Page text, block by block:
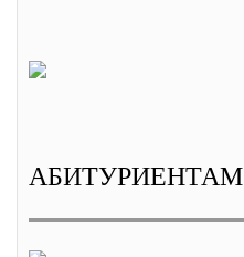
АБИТУРИЕНТАМ